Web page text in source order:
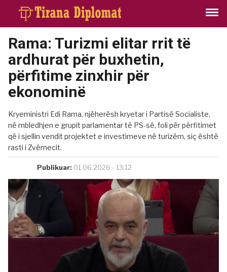
Rama: Turizmi elitar rrit të
ardhurat për buxhetin,
përfitime zinxhir për
ekonominë
Kryeministri Edi Rama, njëherësh kryetar i Partisë Socialiste,
në mbledhjen e grupit parlamentar të PS-së, foli për përfitimet
që i sjellin vendit projektet e investimeve në turizëm, siç është
rasti i Zvërnecit.
Publikuar: 01.06.2026 - 13:12